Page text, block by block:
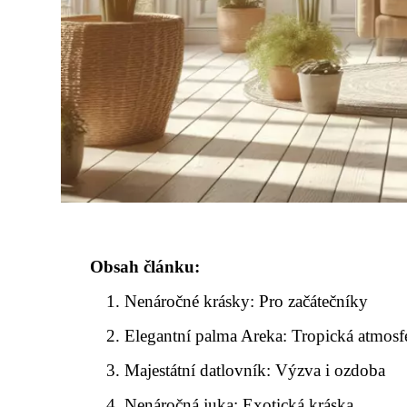
Obsah článku:
Nenáročné krásky: Pro začátečníky
Elegantní palma Areka: Tropická
Majestátní datlovník: Výzva i ozdoba